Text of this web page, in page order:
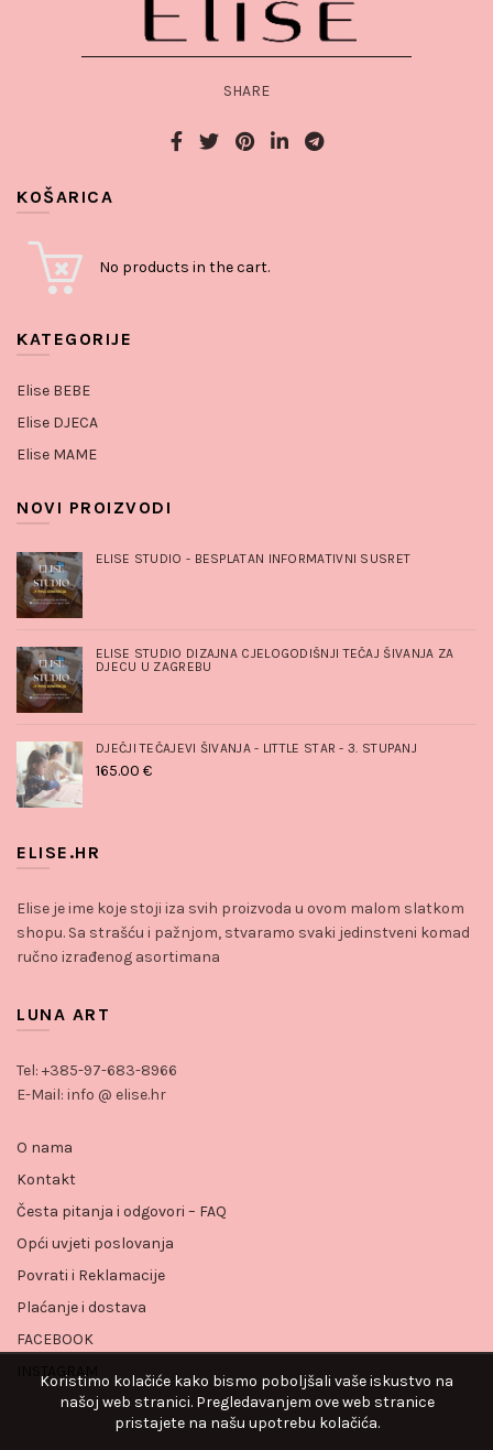
SHARE
KOŠARICA
No products in the cart.
KATEGORIJE
Elise BEBE
Elise DJECA
Elise MAME
NOVI PROIZVODI
ELISE STUDIO - BESPLATAN INFORMATIVNI SUSRET
ELISE STUDIO DIZAJNA CJELOGODIŠNJI TEČAJ ŠIVANJA ZA
DJECU U ZAGREBU
DJEČJI TEČAJEVI ŠIVANJA - LITTLE STAR - 3. STUPANJ
165.00 €
ELISE.HR
Elise je ime koje stoji iza svih proizvoda u ovom malom slatkom
shopu. Sa strašću i pažnjom, stvaramo svaki jedinstveni komad
ručno izrađenog asortimana
LUNA ART
Tel: +385-97-683-8966
E-Mail: info @ elise.hr
O nama
Kontakt
Česta pitanja i odgovori – FAQ
Opći uvjeti poslovanja
Povrati i Reklamacije
Plaćanje i dostava
FACEBOOK
INSTAGRAM
Koristimo kolačiće kako bismo poboljšali vaše iskustvo na
našoj web stranici. Pregledavanjem ove web stranice
pristajete na našu upotrebu kolačića.